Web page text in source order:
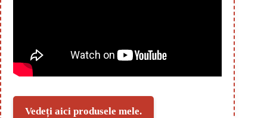
Vedeți aici produsele mele.